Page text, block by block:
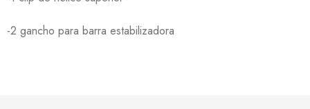
-2 gancho para barra estabilizadora